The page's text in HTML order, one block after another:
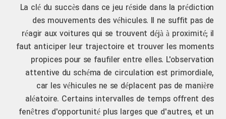
La clé du succès dans ce jeu réside dans la prédiction
des mouvements des véhicules. Il ne suffit pas de
réagir aux voitures qui se trouvent déjà à proximité; il
faut anticiper leur trajectoire et trouver les moments
propices pour se faufiler entre elles. L'observation
attentive du schéma de circulation est primordiale,
car les véhicules ne se déplacent pas de manière
aléatoire. Certains intervalles de temps offrent des
fenêtres d'opportunité plus larges que d'autres, et un